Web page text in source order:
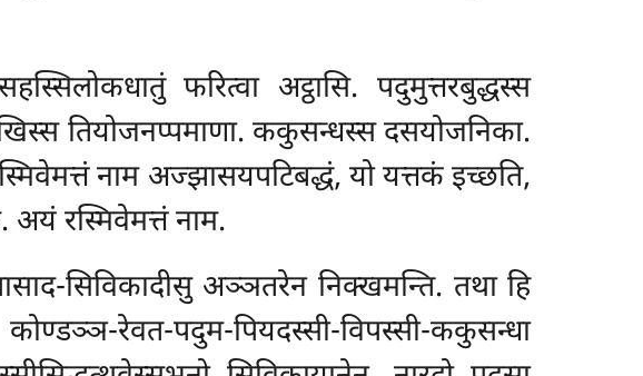
फरित्वा अट्ठासि. पदुमुत्तरबुद्धस्स
तियोजनप्पमाणा. ककुसन्धस्स दसयोजनिका.
नाम अज्झासयपटिबद्धं, यो यत्तकं इच्छति,
अयं रस्मिवेमत्तं नाम.
सिविकादीसु अञ्ञतरेन निक्खमन्ति. तथा हि
रेवत-पदुम-पियदस्सी-विपस्सी-ककुसन्धा